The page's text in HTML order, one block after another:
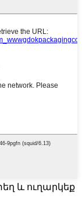
և ուղարկեք